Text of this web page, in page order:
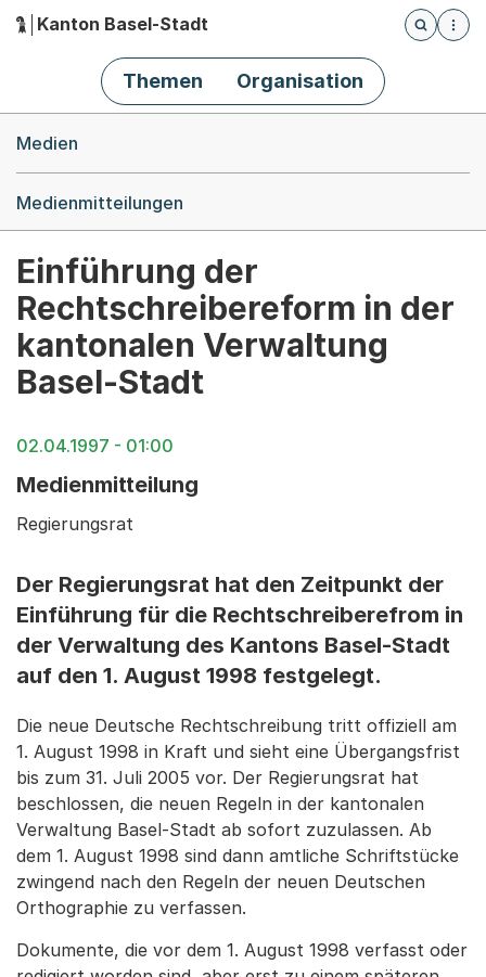
Hauptnavigation
Kanton Basel-Stadt
Öffnet
Themen Organisation
Medien
Medienmitteilungen
Einführung der
Rechtschreibereform in der
kantonalen Verwaltung
Basel-Stadt
02.04.1997 - 01:00
Medienmitteilung
Regierungsrat
Der Regierungsrat hat den Zeitpunkt der
Einführung für die Rechtschreiberefrom in
der Verwaltung des Kantons Basel-Stadt
auf den 1. August 1998 festgelegt.
Die neue Deutsche Rechtschreibung tritt offiziell am
1. August 1998 in Kraft und sieht eine Übergangsfrist
bis zum 31. Juli 2005 vor. Der Regierungsrat hat
beschlossen, die neuen Regeln in der kantonalen
Verwaltung Basel-Stadt ab sofort zuzulassen. Ab
dem 1. August 1998 sind dann amtliche Schriftstücke
zwingend nach den Regeln der neuen Deutschen
Orthographie zu verfassen.
Dokumente, die vor dem 1. August 1998 verfasst oder